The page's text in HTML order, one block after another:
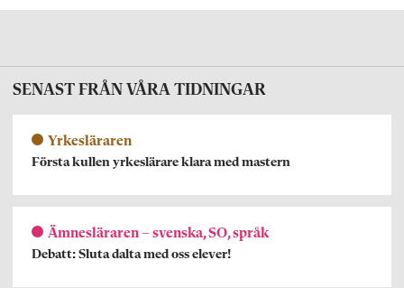
SENAST FRÅN VÅRA TIDNINGAR
Yrkesläraren
Första kullen yrkeslärare klara med mastern
Ämnesläraren – svenska, SO, språk
Debatt: Sluta dalta med oss elever!